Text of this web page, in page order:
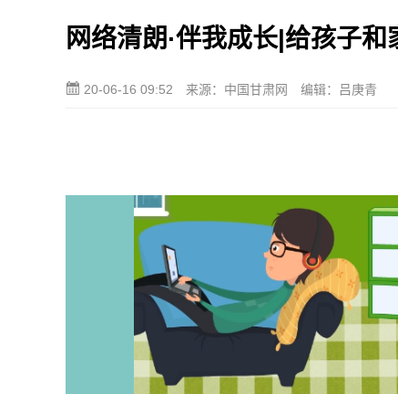
网络清朗·伴我成长|给孩子
20-06-16 09:52 来源：中国甘肃网 编辑：吕庚青